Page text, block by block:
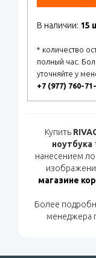
В наличии: 15
* количество
полный час.
уточняйте у
+7 (977) 760-
Купить
ноутбука
нанесением
магазине
Более
менеджера